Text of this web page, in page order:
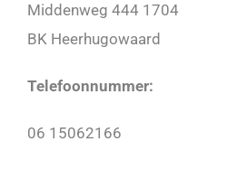
Middenweg 444 1704
BK Heerhugowaard
Telefoonnummer:
06 15062166